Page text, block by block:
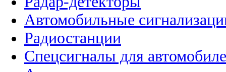
Автомобильные
Радиостанции
Спецсигналы для